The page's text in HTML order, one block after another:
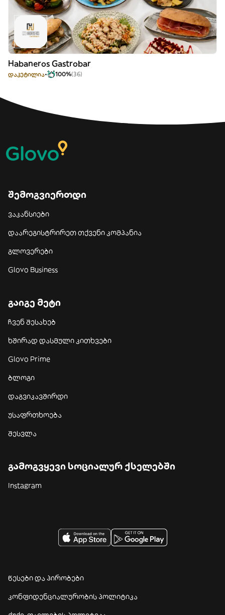
Habaneros Gastrobar
დაკეტილია 100%(36)
შემოგვიერთდი
ვაკანსიები
დაარეგისტრირეთ თქვენი კომპანია
გლოვერები
Glovo Business
გაიგე მეტი
ჩვენ შესახებ
ხშირად დასმული კითხვები
Glovo Prime
ბლოგი
დაგვიკავშირდი
უსაფრთხოება
შესვლა
გამოგვყევი სოციალურ ქსელებში
Instagram
წესები და პირობები
კონფიდენციალურობის პოლიტიკა